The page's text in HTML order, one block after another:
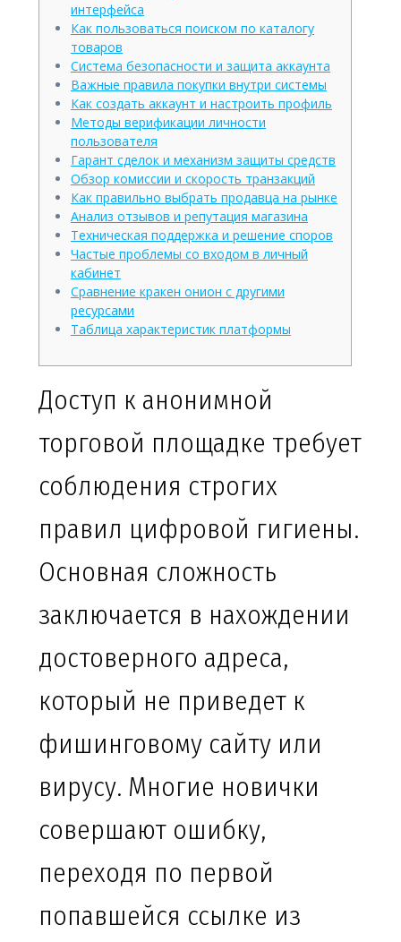
интерфейса
Как пользоваться поиском по каталогу
товаров
Система безопасности и защита аккаунта
Важные правила покупки внутри системы
Как создать аккаунт и настроить профиль
Методы верификации личности
пользователя
Гарант сделок и механизм защиты средств
Обзор комиссии и скорость транзакций
Как правильно выбрать продавца на рынке
Анализ отзывов и репутация магазина
Техническая поддержка и решение споров
Частые проблемы со входом в личный
кабинет
Сравнение кракен онион с другими
ресурсами
Таблица характеристик платформы
Доступ к анонимной
торговой площадке требует
соблюдения строгих
правил цифровой гигиены.
Основная сложность
заключается в нахождении
достоверного адреса,
который не приведет к
фишинговому сайту или
вирусу. Многие новички
совершают ошибку,
переходя по первой
попавшейся ссылке из